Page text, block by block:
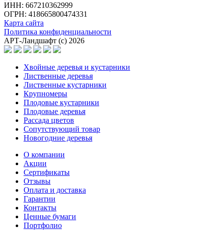
ИНН: 667210362999
ОГРН: 418665800474331
Карта сайта
Политика конфиденциальности
АРТ-Ландшафт (с) 2026
Хвойные деревья и кустарники
Лиственные деревья
Лиственные кустарники
Крупномеры
Плодовые кустарники
Плодовые деревья
Рассада цветов
Сопутствующий товар
Новогодние деревья
О компании
Акции
Сертификаты
Отзывы
Оплата и доставка
Гарантии
Контакты
Ценные бумаги
Портфолио